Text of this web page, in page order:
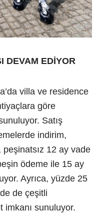
DEVAM EDİYOR
villa ve residence
göre
Satış
indirim,
12 ay vade
ödeme ile 15 ay
Ayrıca, yüzde 25
de çeşitli
imkanı sunuluyor.